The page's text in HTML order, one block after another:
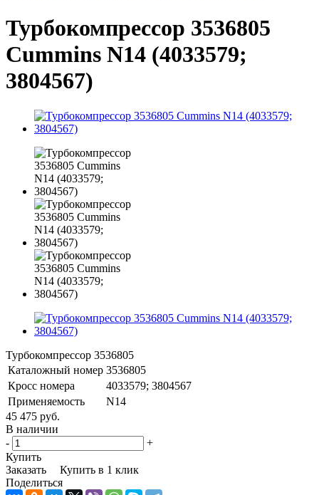
Турбокомпрессор 3536805
Cummins N14 (4033579;
3804567)
Турбокомпрессор 3536805
Каталожный номер 3536805
Кросс номера
4033579; 3804567
Применяемость
N14
45 475 руб.
В наличии
-
+
Купить
Заказать
Купить в 1 клик
Поделиться